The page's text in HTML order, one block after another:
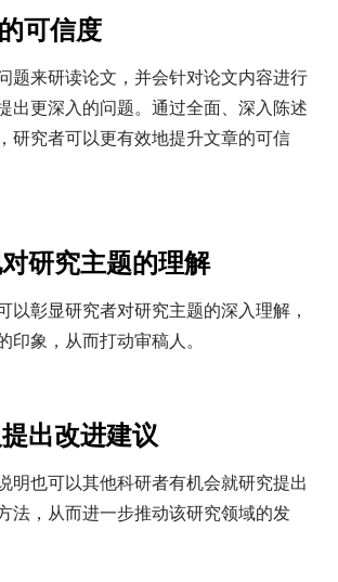
可信度
题来研读论文，并会针对论文内容进行
出更深入的问题。通过全面、深入陈述
研究者可以更有效地提升文章的可信
研究主题的理解
以彰显研究者对研究主题的深入理解，
印象，从而打动审稿人。
出改进建议
明也可以其他科研者有机会就研究提出
法，从而进一步推动该研究领域的发